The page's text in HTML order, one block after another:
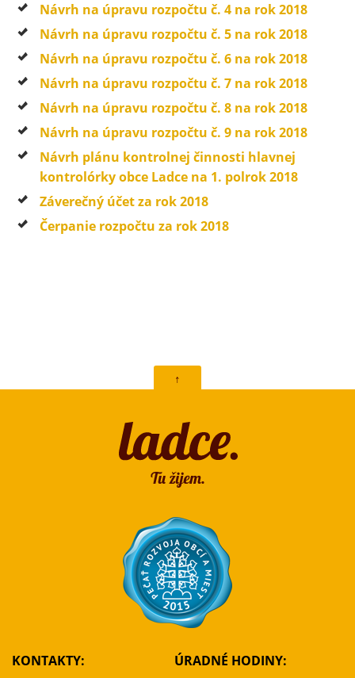
Návrh na úpravu rozpočtu č. 4 na rok 2018
Návrh na úpravu rozpočtu č. 5 na rok 2018
Návrh na úpravu rozpočtu č. 6 na rok 2018
Návrh na úpravu rozpočtu č. 7 na rok 2018
Návrh na úpravu rozpočtu č. 8 na rok 2018
Návrh na úpravu rozpočtu č. 9 na rok 2018
Návrh plánu kontrolnej činnosti hlavnej
kontrolórky obce Ladce na 1. polrok 2018
Záverečný účet za rok 2018​
Čerpanie rozpočtu za rok 2018
↑
KONTAKTY: ÚRADNÉ HODINY: